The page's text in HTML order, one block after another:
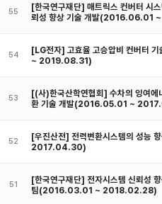
55
[한국연구재단] 매트릭스 컨버터 시
뢰성 향상 기술 개발(2016.06.01
54
[LG전자] 고효율 고승압비 컨버터
~ 2019.08.31)
53
[(사)한국산학연협회] 수차의 잉여에
환 기술 개발(2016.05.01 ~
52
[우진산전] 전력변환시스템의 성능
2017.04.30)
51
[한국연구재단] 전자시스템 신뢰성
팀(2016.03.01 ~ 2018.02.28)